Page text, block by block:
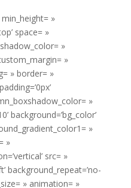
»
space= »
»
»
» border= »
»
background=’bg_color’
»
»
src= »
background_repeat=’no-
» animation= »